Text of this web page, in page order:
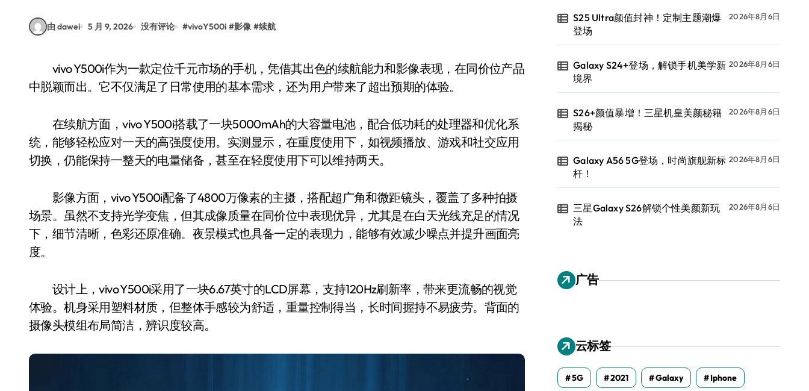
由 dawei 5 月 9, 2026 没有评论 #vivoY500i #影像 #续航
vivo Y500i作为一款定位千元市场的手机，凭借其出色的续航能力和影像表现，在同价位产品
中脱颖而出。它不仅满足了日常使用的基本需求，还为用户带来了超出预期的体验。
在续航方面，vivo Y500i搭载了一块5000mAh的大容量电池，配合低功耗的处理器和优化系
统，能够轻松应对一天的高强度使用。实测显示，在重度使用下，如视频播放、游戏和社交应用
切换，仍能保持一整天的电量储备，甚至在轻度使用下可以维持两天。
影像方面，vivo Y500i配备了4800万像素的主摄，搭配超广角和微距镜头，覆盖了多种拍摄
场景。虽然不支持光学变焦，但其成像质量在同价位中表现优异，尤其是在白天光线充足的情况
下，细节清晰，色彩还原准确。夜景模式也具备一定的表现力，能够有效减少噪点并提升画面亮
度。
设计上，vivo Y500i采用了一块6.67英寸的LCD屏幕，支持120Hz刷新率，带来更流畅的视觉
体验。机身采用塑料材质，但整体手感较为舒适，重量控制得当，长时间握持不易疲劳。背面的
摄像头模组布局简洁，辨识度较高。
S25 Ultra颜值封神！定制主题潮爆
登场
2026年8月6日
Galaxy S24+登场，解锁手机美学新
境界
2026年8月6日
S26+颜值暴增！三星机皇美颜秘籍
揭秘
2026年8月6日
Galaxy A56 5G登场，时尚旗舰新标
杆！
2026年8月6日
三星Galaxy S26解锁个性美颜新玩
法
2026年8月6日
广告
云标签
5G 2021 Galaxy Iphone